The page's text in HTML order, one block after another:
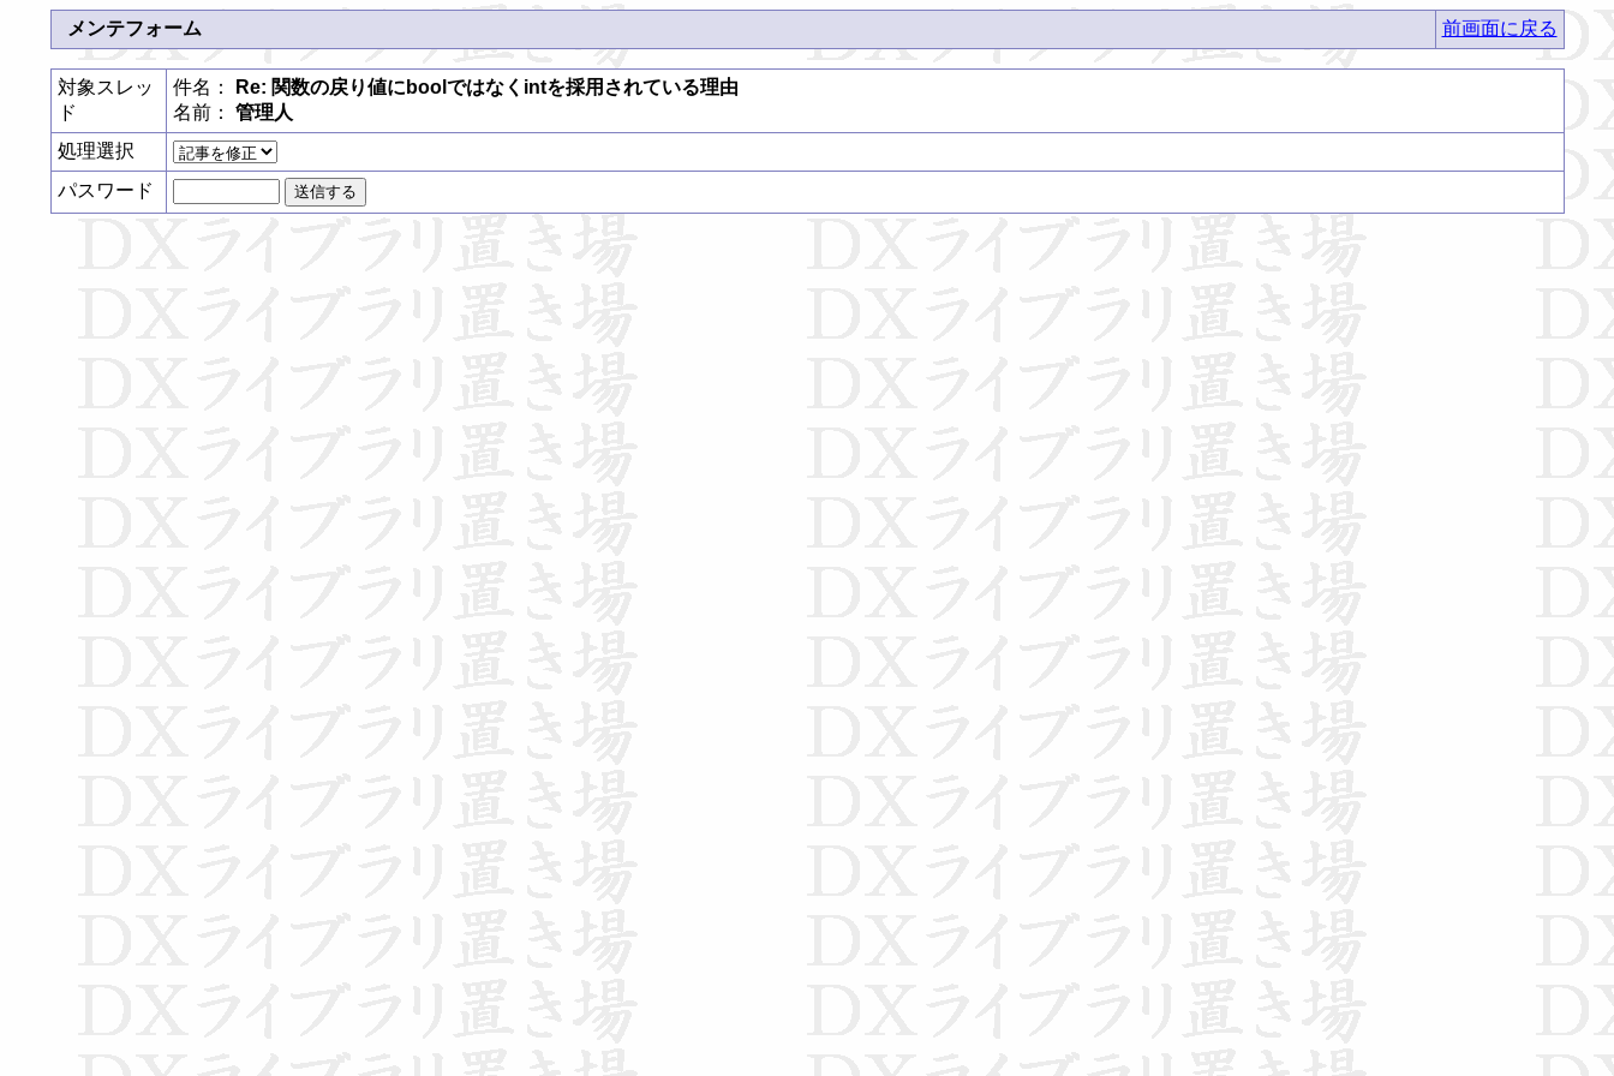
メンテフォーム 前画面に戻る
対象スレッ
ド
件名：
Re: 関数の戻り値にboolではなくintを採用されている理由
名前： 管理人
処理選択
パスワード